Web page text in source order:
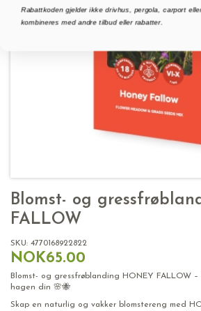
Blomst- og
FALLOW
SKU: 4770168922822
NOK65.00
Blomst- og gressfrøblanding HONEY FALLOW
hagen din 🌸🐝
Skap en naturlig og vakker blomstereng med
Rabattkoden gjelder ikke drivhus, pergola, carport
kombineres med andre tilbud eller rabatter.